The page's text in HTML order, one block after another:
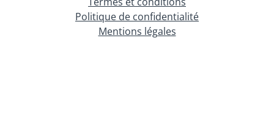
Politique de confidentialité
Mentions légales